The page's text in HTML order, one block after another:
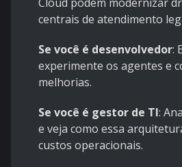
centrais de atendimento
Se você é desenvolvedor:
experimente os agentes e
melhorias.
Se você é gestor de TI:
e veja como essa
custos operacionais.